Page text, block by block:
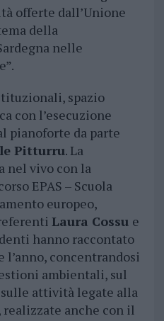
offerte dall’Unione
della
nelle
spazio
con l’esecuzione
pianoforte da parte
Pitturru. La
nel vivo con la
EPAS – Scuola
europeo,
Laura Cossu e
hanno raccontato
concentrandosi
ambientali, sul
attività legate alla
anche con il